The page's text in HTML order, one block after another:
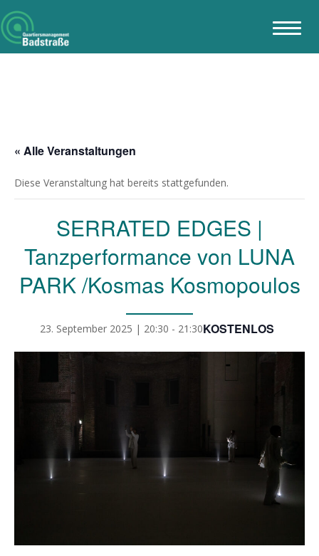
« Alle Veranstaltungen
Diese Veranstaltung hat bereits stattgefunden.
SERRATED EDGES |
Tanzperformance von LUNA
PARK /Kosmas Kosmopoulos
23. September 2025 | 20:30 - 21:30KOSTENLOS